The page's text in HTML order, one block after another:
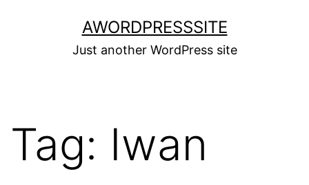
AWORDPRESSSITE
Just another WordPress site
Tag: Iwan